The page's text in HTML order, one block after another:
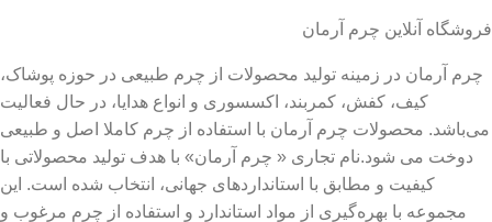
فروشگاه آنلاین چرم آرمان
چرم آرمان در زمینه تولید محصولات از چرم طبیعی در حوزه پوشاک،
کیف، کفش، کمربند، اکسسوری و انواع هدایا، در حال فعالیت
می‌باشد. محصولات چرم آرمان با استفاده از چرم کاملا اصل و طبیعی
دوخت می شود.نام تجاری « چرم آرمان» با هدف تولید محصولاتی با
کیفیت و مطابق با استانداردهای جهانی، انتخاب شده است. این
مجموعه با بهره‌گیری از مواد استاندارد و استفاده از چرم مرغوب و